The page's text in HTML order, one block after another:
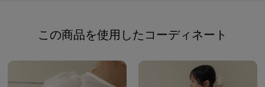
この商品を使用したコーディネート